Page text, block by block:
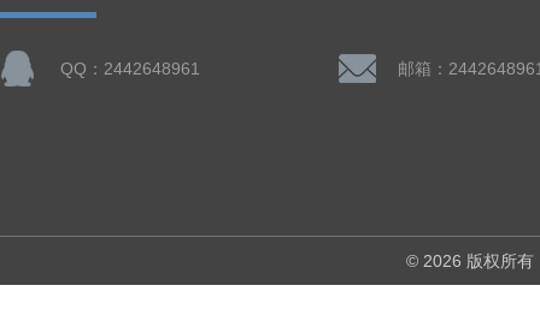
QQ：2442648961 邮箱：
© 2026 版权所